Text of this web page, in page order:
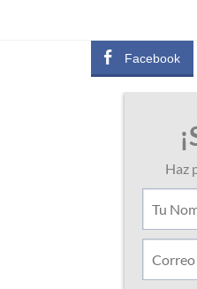
Facebook